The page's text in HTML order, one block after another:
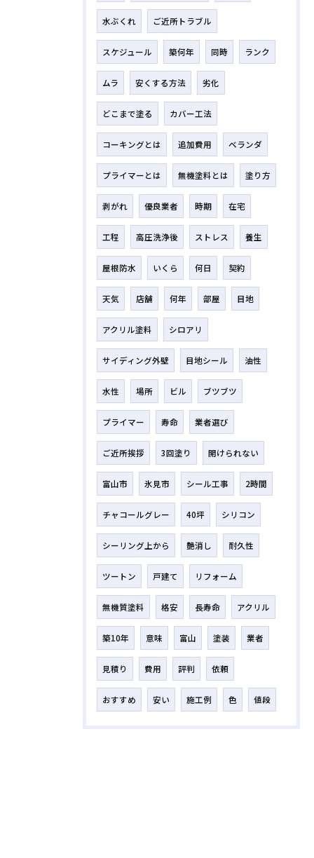
水ぶくれ ご近所トラブル
スケジュール 築何年 同時 ランク
ムラ 安くする方法 劣化
どこまで塗る カバー工法
コーキングとは 追加費用 ベランダ
プライマーとは 無機塗料とは 塗り方
剥がれ 優良業者 時期 在宅
工程 高圧洗浄後 ストレス 養生
屋根防水 いくら 何日 契約
天気 店舗 何年 部屋 目地
アクリル塗料 シロアリ
サイディング外壁 目地シール 油性
水性 場所 ビル ブツブツ
プライマー 寿命 業者選び
ご近所挨拶 3回塗り 開けられない
富山市 氷見市 シール工事 2時間
チャコールグレー 40坪 シリコン
シーリング上から 艶消し 耐久性
ツートン 戸建て リフォーム
無機質塗料 格安 長寿命 アクリル
築10年 意味 富山 塗装 業者
見積り 費用 評判 依頼
おすすめ 安い 施工例 色 値段